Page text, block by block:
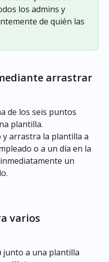
los admins y
de quién las
arrastrar
de los seis puntos
plantilla.
y arrastra la plantilla a
o a un día en la
un
varios
junto a una plantilla